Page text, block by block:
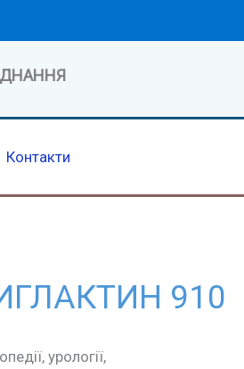
Контакти
910
урології,